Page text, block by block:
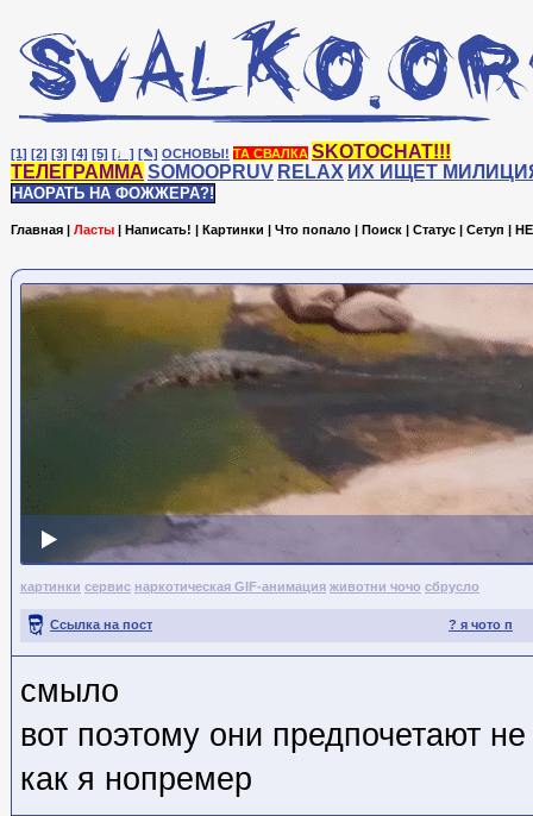
[1] [2] [3] [4] [5] [♩] [✎] ОСНОВЫ! ТА СВАЛКА SKOTOCHAT!!!
ТЕЛЕГРАММА SOMOOPRUV RELAX ИХ ИЩЕТ
НАОРАТЬ НА ФОЖЖЕРА?!
Главная | Ласты | Написать! | Картинки | Что попало | Поиск | Статус | Сетуп |
картинки сервис наркотическая GIF-анимация животни чочо сбрусло
? я чото п
Ссылка на пост
смыло
вот поэтому они предпочетают
как я нопремер